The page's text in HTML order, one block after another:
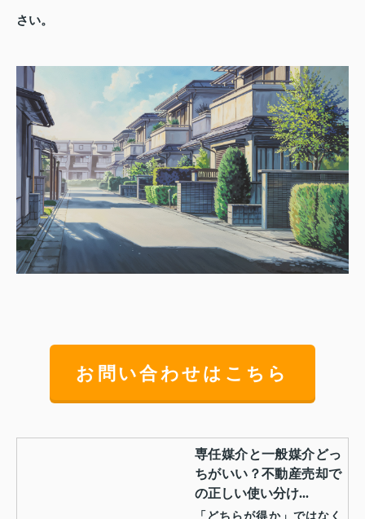
さい。
お問い合わせはこちら
専任媒介と一般媒介どっ
ちがいい？不動産売却で
の正しい使い分け...
「どちらが得か」ではなく